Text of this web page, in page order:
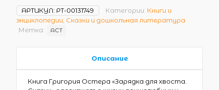
АРТИКУЛ: РТ-00131749 Категории: Книги и
энциклопедии, Сказки и дошкольная литература
Метка:
АСТ
Описание
Книга Григория Остера «Зарядка для хвоста.